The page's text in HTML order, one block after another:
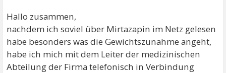
Hallo zusammen,
nachdem ich soviel über Mirtazapin im Netz gelesen
habe besonders was die Gewichtszunahme angeht,
habe ich mich mit dem Leiter der medizinischen
Abteilung der Firma telefonisch in Verbindung